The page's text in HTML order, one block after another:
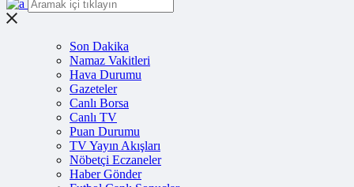
Son Dakika
Namaz Vakitleri
Hava Durumu
Gazeteler
Canlı Borsa
Canlı TV
Puan Durumu
TV Yayın Akışları
Nöbetçi Eczaneler
Haber Gönder